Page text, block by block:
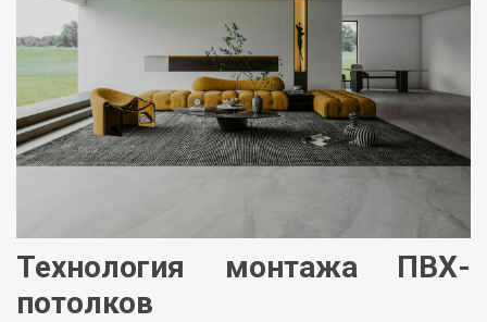
Технология монтажа ПВХ-
потолков